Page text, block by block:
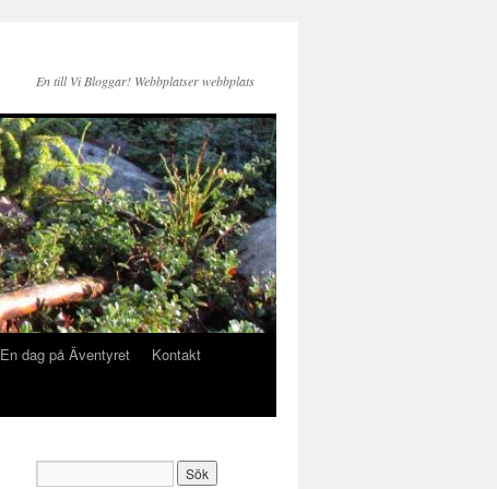
En till Vi Bloggar! Webbplatser webbplats
En dag på Äventyret
Kontakt